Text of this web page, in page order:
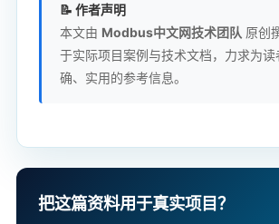
📝 作者声明
本文由 Modbus中文网技术团队 原创
于实际项目案例与技术文档，力求为读
确、实用的参考信息。
把这篇资料用于真实项目？